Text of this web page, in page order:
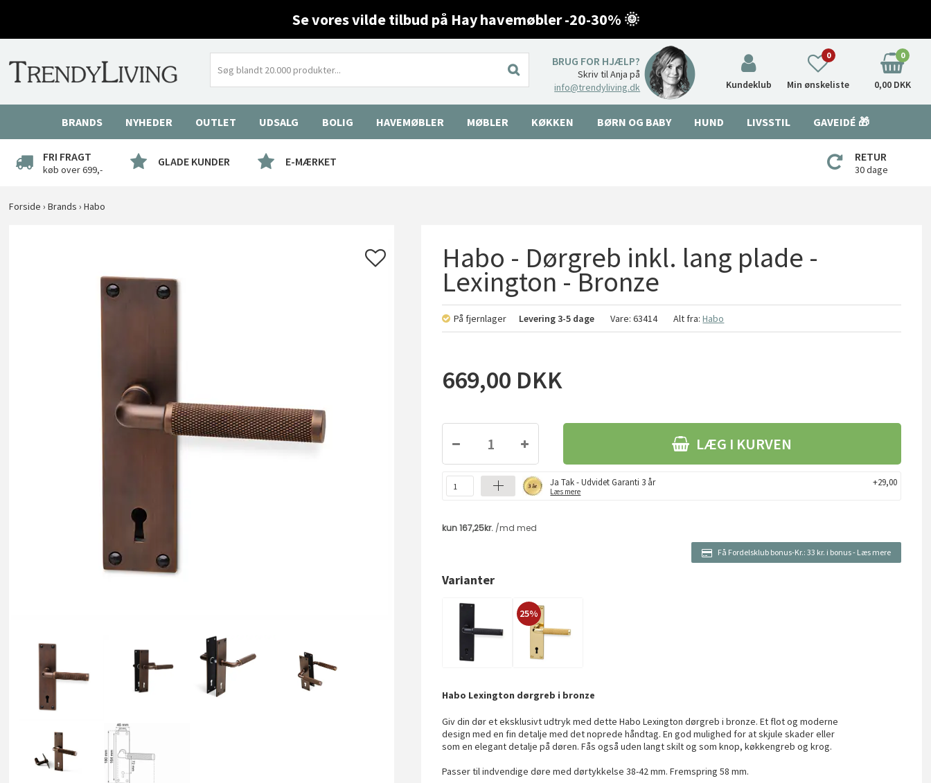
Se vores vilde tilbud på Hay havemøbler -20-30% 🌞
BRUG FOR HJÆLP?
Skriv til Anja på
info@trendyliving.dk
Kundeklub Min ønskeliste
0 0
0,00 DKK
BRANDS NYHEDER OUTLET UDSALG BOLIG HAVEMØBLER MØBLER KØKKEN BØRN OG BABY HUND LIVSSTIL GAVEIDÉ 🎁
FRI FRAGT
køb over 699,-
GLADE KUNDER E-MÆRKET RETUR
30 dage
Forside ›Brands ›Habo
Habo - Dørgreb inkl. lang plade -
Lexington - Bronze
På fjernlager Levering3-5 dage Vare:63414 Alt fra:Habo
669,00 DKK
LÆG I KURVEN
Ja Tak - Udvidet Garanti 3 år
Læs mere
+29,00
Få Fordelsklub bonus-Kr.: 33 kr. i bonus- Læs mere
Varianter
25%
Habo Lexington dørgreb i bronze
Giv din dør et eksklusivt udtryk med dette Habo Lexington dørgreb i bronze. Et flot og moderne
design med en fin detalje med det noprede håndtag. En god mulighed for at skjule skader eller
som en elegant detalje på døren. Fås også uden langt skilt og som knop, køkkengreb og krog.
Passer til indvendige døre med dørtykkelse 38-42 mm. Fremspring 58 mm.